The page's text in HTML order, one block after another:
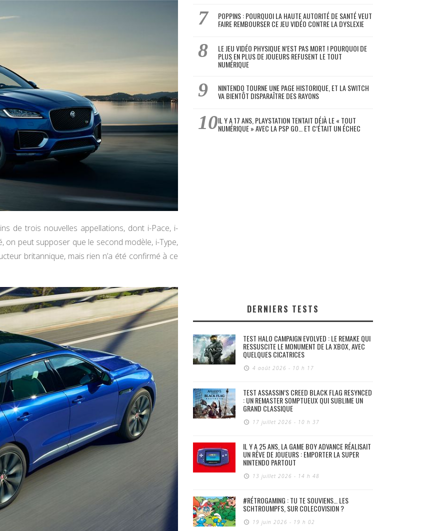
de trois nouvelles appellations, dont i-Pace, i-
on peut supposer que le second modèle, i-Type,
britannique, mais rien n’a été confirmé à ce
POPPINS : POURQUOI LA HAUTE AUTORITÉ DE SANTÉ VEUT
FAIRE REMBOURSER CE JEU VIDÉO CONTRE LA DYSLEXIE
LE JEU VIDÉO PHYSIQUE N’EST PAS MORT ! POURQUOI DE
PLUS EN PLUS DE JOUEURS REFUSENT LE TOUT
NUMÉRIQUE
NINTENDO TOURNE UNE PAGE HISTORIQUE, ET LA SWITCH
VA BIENTÔT DISPARAÎTRE DES RAYONS
IL Y A 17 ANS, PLAYSTATION TENTAIT DÉJÀ LE « TOUT
NUMÉRIQUE » AVEC LA PSP GO… ET C’ÉTAIT UN ÉCHEC
DERNIERS TESTS
TEST HALO CAMPAIGN EVOLVED : LE REMAKE QUI
RESSUSCITE LE MONUMENT DE LA XBOX, AVEC
QUELQUES CICATRICES
4 août 2026 - 10 h 17
TEST ASSASSIN’S CREED BLACK FLAG RESYNCED
: UN REMASTER SOMPTUEUX QUI SUBLIME UN
GRAND CLASSIQUE
17 juillet 2026 - 10 h 37
IL Y A 25 ANS, LA GAME BOY ADVANCE RÉALISAIT
UN RÊVE DE JOUEURS : EMPORTER LA SUPER
NINTENDO PARTOUT
13 juillet 2026 - 14 h 48
#RÉTROGAMING : TU TE SOUVIENS… LES
SCHTROUMPFS, SUR COLECOVISION ?
19 juin 2026 - 19 h 02